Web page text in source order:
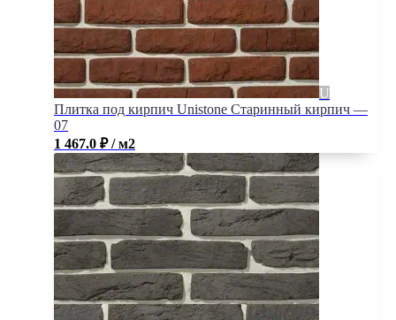
Плитка под кирпич Unistone Старинный кирпич —
07
1 467.0 ₽ / м2